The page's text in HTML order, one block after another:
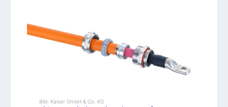
Bild: Kaiser GmbH & Co. KG